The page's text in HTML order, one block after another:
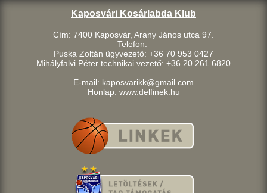
Kaposvári Kosárlabda Klub
Cím: 7400 Kaposvár, Arany János utca 97.
Telefon:
Puska Zoltán ügyvezető: +36 70 953 0427
Mihályfalvi Péter technikai vezető: +36 20 261 6820
E-mail: kaposvarikk@gmail.com
Honlap: www.delfinek.hu